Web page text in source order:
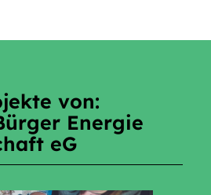
von:
Energie
eG